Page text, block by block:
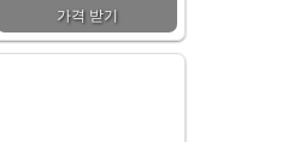
가격 받기